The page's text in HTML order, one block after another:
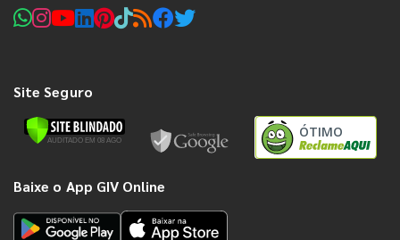
Site Seguro
ÓTIMO
Baixe o App GIV Online